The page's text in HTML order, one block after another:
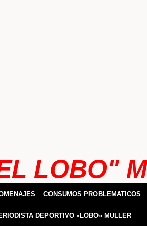
LOBO"
CONSUMOS PROBLEMATICOS
DEPORTIVO «LOBO» MULLER